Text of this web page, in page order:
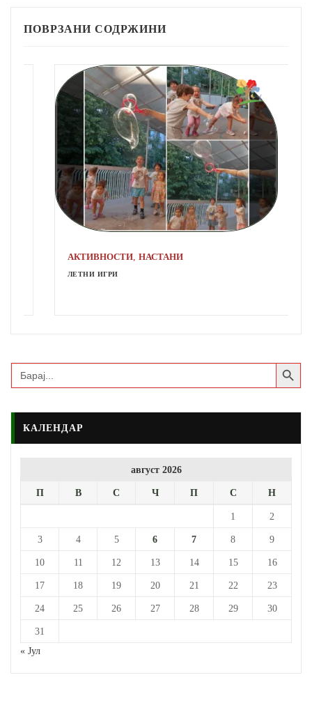
ПОВРЗАНИ СОДРЖИНИ
АКТИВНОСТИ,НАСТАНИ
ЛЕТНИ ИГРИ
Search
for:
Search Button
КАЛЕНДАР
август 2026
П В С Ч П С Н
1 2
3 4 5 6 7 8 9
10 11 12 13 14 15 16
17 18 19 20 21 22 23
24 25 26 27 28 29 30
31
« Јул